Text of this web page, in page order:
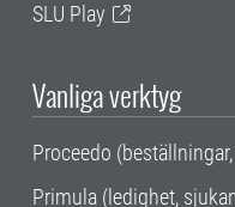
SLU Play
Vanliga verktyg
Proceedo
Primula (ledighet,